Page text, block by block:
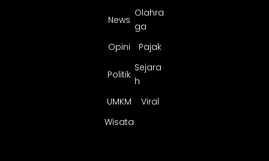
News
Olahra
ga
Opini
Pajak
Politik
Sejara
h
UMKM
Viral
Wisata